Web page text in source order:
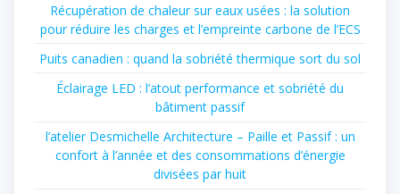
Récupération de chaleur sur eaux usées : la solution
pour réduire les charges et l’empreinte carbone de l’ECS
Puits canadien : quand la sobriété thermique sort du sol
Éclairage LED : l’atout performance et sobriété du
bâtiment passif
l’atelier Desmichelle Architecture – Paille et Passif : un
confort à l’année et des consommations d’énergie
divisées par huit